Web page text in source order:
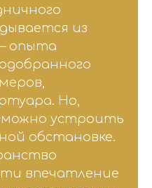
из
опыта
Но,
устроить
обстановке.
впечатление